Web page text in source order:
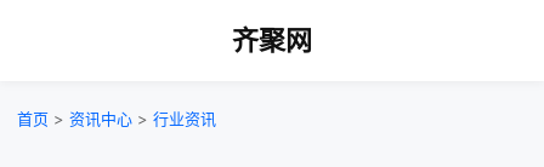
齐聚网
首页 > 资讯中心 > 行业资讯